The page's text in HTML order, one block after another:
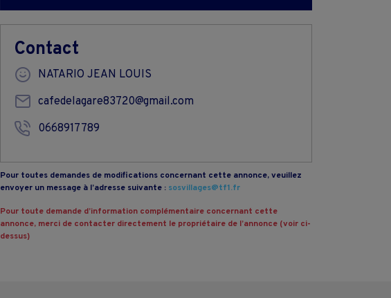
Contact
NATARIO JEAN LOUIS
cafedelagare83720@gmail.com
0668917789
Pour toutes demandes de modifications concernant cette annonce, veuillez
envoyer un message à l’adresse suivante : sosvillages@tf1.fr
Pour toute demande d’information complémentaire concernant cette
annonce, merci de contacter directement le propriétaire de l’annonce (voir ci-
dessus)